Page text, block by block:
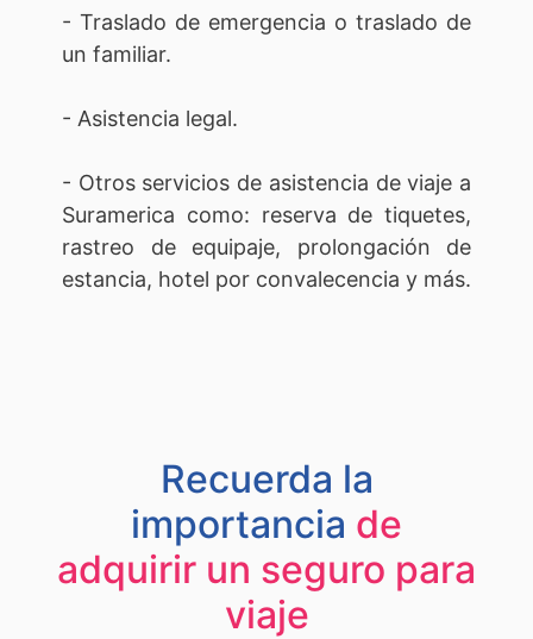
- Traslado de emergencia o traslado de
un familiar.
- Asistencia legal.
- Otros servicios de asistencia de viaje a
Suramerica como: reserva de tiquetes,
rastreo de equipaje, prolongación de
estancia, hotel por convalecencia y más.
Recuerda la
importancia de
adquirir un seguro para
viaje